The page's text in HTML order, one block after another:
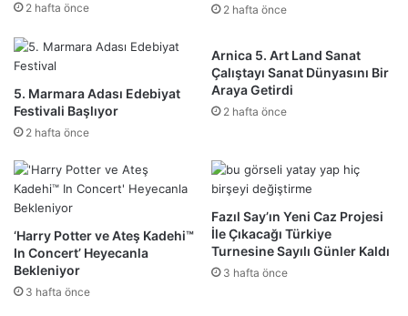
2 hafta önce 2 hafta önce
5. Marmara Adası Edebiyat
Festivali Başlıyor
2 hafta önce
Arnica 5. Art Land Sanat
Çalıştayı Sanat Dünyasını Bir
Araya Getirdi
2 hafta önce
‘Harry Potter ve Ateş Kadehi™
In Concert’ Heyecanla
Bekleniyor
3 hafta önce
Fazıl Say’ın Yeni Caz Projesi
İle Çıkacağı Türkiye
Turnesine Sayılı Günler Kaldı
3 hafta önce